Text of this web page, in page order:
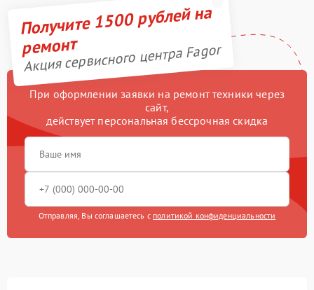
Получите 1500 рублей на
ремонт
Акция сервисного центра Fagor
При оформлении заявки на ремонт техники через
сайт,
действует персональная бессрочная скидка
Отправляя, Вы соглашаетесь с политикой конфиденциальности